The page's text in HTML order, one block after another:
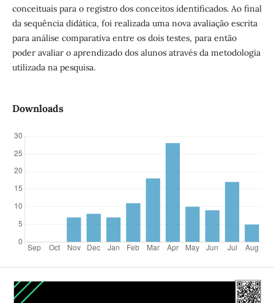
conceituais para o registro dos conceitos identificados. Ao final
da sequência didática, foi realizada uma nova avaliação escrita
para análise comparativa entre os dois testes, para então
poder avaliar o aprendizado dos alunos através da metodologia
utilizada na pesquisa.
Downloads